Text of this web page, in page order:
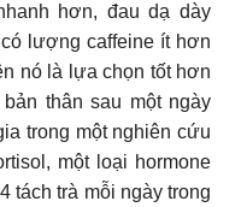
hơn, đau dạ dày
lượng caffeine ít hơn
nó là lựa chọn tốt hơn
thân sau một ngày
trong một nghiên cứu
một loại hormone
tách trà mỗi ngày trong